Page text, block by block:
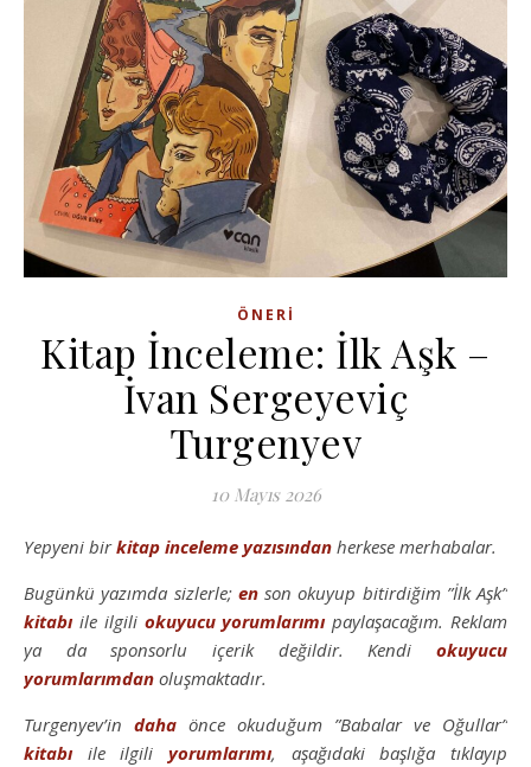
ÖNERI
Kitap İnceleme: İlk Aşk –
İvan Sergeyeviç
Turgenyev
10 Mayıs 2026
Yepyeni birkitap inceleme yazısından herkese merhabalar.
Bugünkü yazımda sizlerle; enson okuyup bitirdiğim ”İlk Aşk”
kitabıile ilgili okuyucu yorumlarımıpaylaşacağım. Reklam
ya da sponsorlu içerik değildir. Kendi okuyucu
yorumlarımdan oluşmaktadır.
Turgenyev’in daha önce okuduğum ”Babalar ve Oğullar”
kitabıile ilgili yorumlarımı, aşağıdaki başlığa tıklayıp